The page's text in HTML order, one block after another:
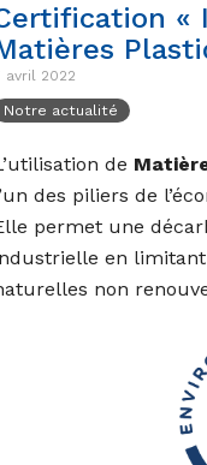
«
avril 2022
Notre actualité
de
des piliers de
permet une
en limitant
non